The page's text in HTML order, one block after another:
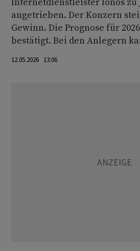
angetrieben. Der Konzern
Gewinn. Die Prognose für
bestätigt. Bei den Anlegern
12.05.2026 13:06